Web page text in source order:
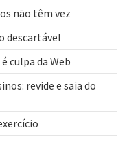
não têm vez
descartável
culpa da Web
revide e saia do